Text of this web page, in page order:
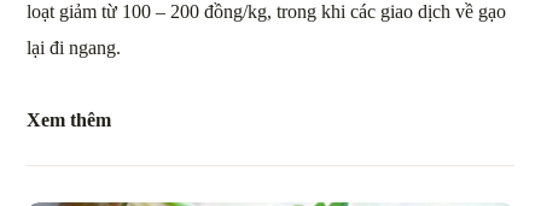
loạt giảm từ 100 – 200 đồng/kg, trong khi các giao dịch về gạo
lại đi ngang.
Xem thêm